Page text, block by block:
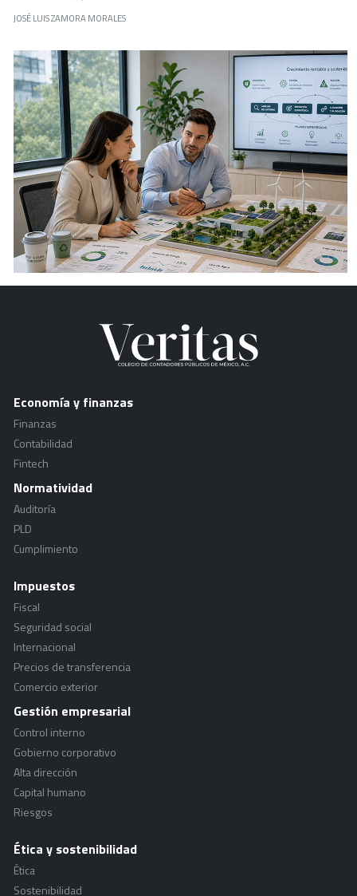
JOSÉ LUIS ZAMORA MORALES
Economía y finanzas
Finanzas
Contabilidad
Fintech
Normatividad
Auditoría
PLD
Cumplimiento
Impuestos
Fiscal
Seguridad social
Internacional
Precios de transferencia
Comercio exterior
Gestión empresarial
Control interno
Gobierno corporativo
Alta dirección
Capital humano
Riesgos
Ética y sostenibilidad
Ética
Sostenibilidad